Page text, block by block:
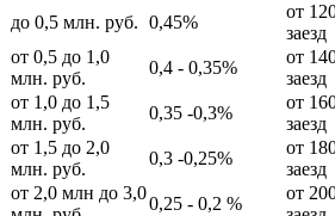
до 0,5 млн. руб. 0,45%
от
заезд
от 0,5 до 1,0
млн. руб.
0,4 - 0,35%
от
заезд
от 1,0 до 1,5
млн. руб.
0,35 -0,3%
от
заезд
от 1,5 до 2,0
млн. руб.
0,3 -0,25%
от
заезд
от 2,0 млн до 3,0
0,25 - 0,2 %
от